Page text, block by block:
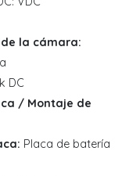
la cámara:
DC
/ Montaje de
Placa de batería